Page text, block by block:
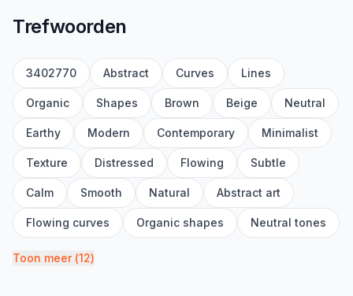
Trefwoorden
3402770 Abstract Curves Lines
Organic Shapes Brown Beige Neutral
Earthy Modern Contemporary Minimalist
Texture Distressed Flowing Subtle
Calm Smooth Natural Abstract art
Flowing curves Organic shapes Neutral tones
Toon meer(12)